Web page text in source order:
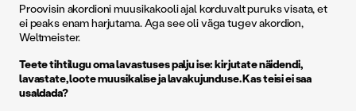
Proovisin akordioni muusikakooli ajal korduvalt puruks visata, et
ei peaks enam harjutama. Aga see oli väga tugev akordion,
Weltmeister.
Teete tihtilugu oma lavastuses palju ise: kirjutate näidendi,
lavastate, loote muusikalise ja lavakujunduse. Kas teisi ei saa
usaldada?